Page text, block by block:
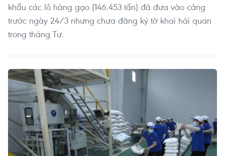
khẩu các lô hàng gạo (146.453 tấn) đã đưa vào cảng
trước ngày 24/3 nhưng chưa đăng ký tờ khai hải quan
trong tháng Tư.